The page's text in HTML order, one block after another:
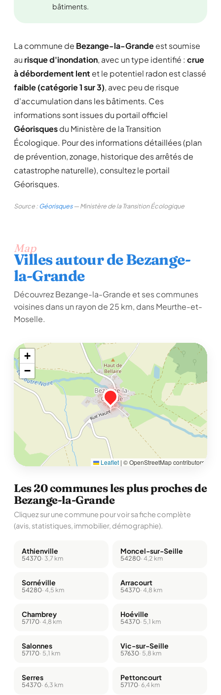
bâtiments.
La commune de Bezange-la-Grandeest soumise
au risque d'inondation, avec un type identifié : crue
à débordement lent et le potentiel radon est classé
faible (catégorie 1 sur 3), avec peu de risque
d'accumulation dans les bâtiments. Ces
informations sont issues du portail officiel
Géorisquesdu Ministère de la Transition
Écologique. Pour des informations détaillées (plan
de prévention, zonage, historique des arrêtés de
catastrophe naturelle), consultez le portail
Géorisques.
Source :Géorisques— Ministère de la Transition Écologique
Map
Villes autour de Bezange-
la-Grande
Découvrez Bezange-la-Grande et ses communes
voisines dans un rayon de 25 km, dans Meurthe-et-
Moselle.
+
−
Leaflet | © OpenStreetMap contributors
Les 20 communes les plus proches de
Bezange-la-Grande
Cliquez sur une commune pour voir sa fiche complète
(avis, statistiques, immobilier, démographie).
Athienville
54370· 3,7 km
Moncel-sur-Seille
54280· 4,2 km
Sornéville
54280· 4,5 km
Arracourt
54370· 4,8 km
Chambrey
57170· 4,8 km
Hoéville
54370· 5,1 km
Salonnes
57170· 5,1 km
Vic-sur-Seille
57630· 5,8 km
Serres
54370· 6,3 km
Pettoncourt
57170· 6,4 km